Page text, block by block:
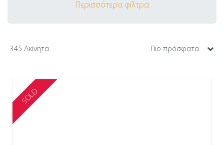
Περισσότερα φίλτρα
345 Ακίνητα
SOLD